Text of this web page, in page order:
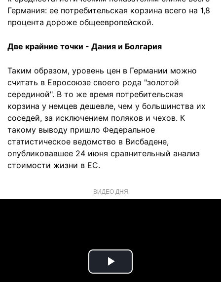
Германия: ее потребительская корзина всего на 1,8
процента дороже общеевропейской.
Две крайние точки - Дания и Болгария
Таким образом, уровень цен в Германии можно
считать в Евросоюзе своего рода "золотой
серединой". В то же время потребительская
корзина у немцев дешевле, чем у большинства их
соседей, за исключением поляков и чехов. К
такому выводу пришло Федеральное
статистическое ведомство в Висбадене,
опубликовавшее 24 июня сравнительный анализ
стоимости жизни в ЕС.
ВИДЕО ДНЯ
Play